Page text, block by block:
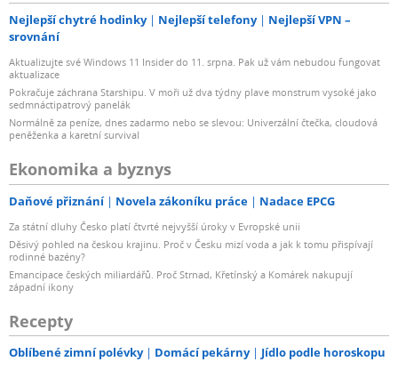
Nejlepší chytré hodinky Nejlepší telefony
Nejlepší VPN –
srovnání
Aktualizujte své Windows 11 Insider do 11. srpna. Pak už vám nebudou fungovat
aktualizace
Pokračuje záchrana Starshipu. V moři už dva týdny plave monstrum vysoké jako
sedmnáctipatrový panelák
Normálně za peníze, dnes zadarmo nebo se slevou: Univerzální čtečka, cloudová
peněženka a karetní survival
Ekonomika a byznys
Daňové přiznání Novela zákoníku práce Nadace EPCG
Za státní dluhy Česko platí čtvrté nejvyšší úroky v Evropské unii
Děsivý pohled na českou krajinu. Proč v Česku mizí voda a jak k tomu přispívají
rodinné bazény?
Emancipace českých miliardářů. Proč Strnad, Křetínský a Komárek nakupují
západní ikony
Recepty
Oblíbené zimní polévky Domácí pekárny Jídlo podle horoskopu